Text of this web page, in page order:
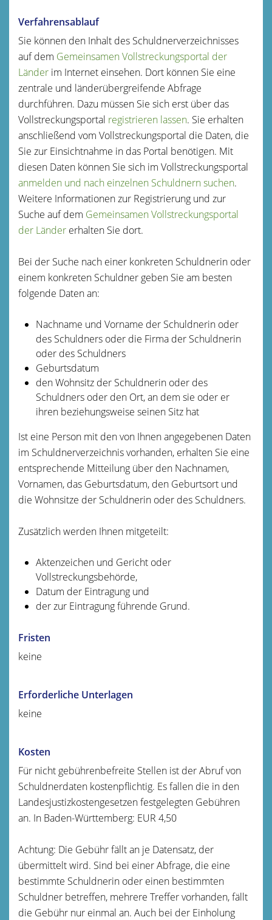
Verfahrensablauf
Sie können den Inhalt des Schuldnerverzeichnisses
auf dem Gemeinsamen Vollstreckungsportal der
Länder im Internet einsehen. Dort können Sie eine
zentrale und länderübergreifende Abfrage
durchführen. Dazu müssen Sie sich erst über das
Vollstreckungsportal registrieren lassen. Sie erhalten
anschließend vom Vollstreckungsportal die Daten, die
Sie zur Einsichtnahme in das Portal benötigen. Mit
diesen Daten können Sie sich im Vollstreckungsportal
anmelden und nach einzelnen Schuldnern suchen.
Weitere Informationen zur Registrierung und zur
Suche auf dem Gemeinsamen Vollstreckungsportal
der Länder erhalten Sie dort.
Bei der Suche nach einer konkreten Schuldnerin oder
einem konkreten Schuldner geben Sie am besten
folgende Daten an:
Nachname und Vorname der Schuldnerin oder
des Schuldners oder die Firma der Schuldnerin
oder des Schuldners
Geburtsdatum
den Wohnsitz der Schuldnerin oder des
Schuldners oder den Ort, an dem sie oder er
ihren beziehungsweise seinen Sitz hat
Ist eine Person mit den von Ihnen angegebenen Daten
im Schuldnerverzeichnis vorhanden, erhalten Sie eine
entsprechende Mitteilung über den Nachnamen,
Vornamen, das Geburtsdatum, den Geburtsort und
die Wohnsitze der Schuldnerin oder des Schuldners.
Zusätzlich werden Ihnen mitgeteilt:
Aktenzeichen und Gericht oder
Vollstreckungsbehörde,
Datum der Eintragung und
der zur Eintragung führende Grund.
Fristen
keine
Erforderliche Unterlagen
keine
Kosten
Für nicht gebührenbefreite Stellen ist der Abruf von
Schuldnerdaten kostenpflichtig. Es fallen die in den
Landesjustizkostengesetzen festgelegten Gebühren
an. In Baden-Württemberg: EUR 4,50
Achtung: Die Gebühr fällt an je Datensatz, der
übermittelt wird. Sind bei einer Abfrage, die eine
bestimmte Schuldnerin oder einen bestimmten
Schuldner betreffen, mehrere Treffer vorhanden, fällt
die Gebühr nur einmal an. Auch bei der Einholung